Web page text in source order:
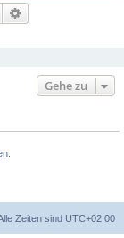
Suche
Gehe zu
Zeiten sind UTC+02:00